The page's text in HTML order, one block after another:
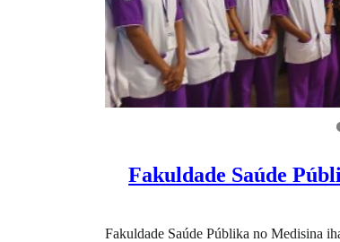
Fakuldade Saúde
Fakuldade Saúde Públika no Medisina